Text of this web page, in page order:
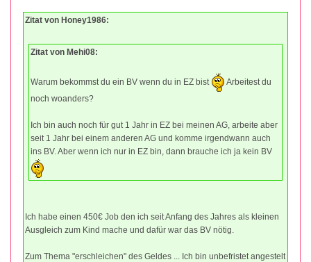
Zitat von Honey1986:
Zitat von Mehi08:
Warum bekommst du ein BV wenn du in EZ bist
Arbeitest du
noch woanders?
Ich bin auch noch für gut 1 Jahr in EZ bei meinen AG, arbeite aber
seit 1 Jahr bei einem anderen AG und komme irgendwann auch
ins BV. Aber wenn ich nur in EZ bin, dann brauche ich ja kein BV
Ich habe einen 450€ Job den ich seit Anfang des Jahres als kleinen
Ausgleich zum Kind mache und dafür war das BV nötig.
Zum Thema "erschleichen" des Geldes ... Ich bin unbefristet angestelt